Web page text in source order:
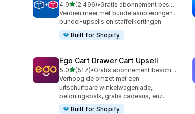
4,9van 5 sterren
(2.496)
2496 recensies in totaal
•
Gratis abonnement beschikbaar
Verdien meer met bundelaanbiedingen,
bundel-upsells en staffelkortingen
Built for Shopify
Ego Cart Drawer Cart Upsell
5,0van 5 sterren
(517)
517 recensies in totaal
•
Gratis abonnement beschikbaar
Verhoog de omzet met een
uitschuifbare winkelwagenlade,
beloningsbalk, gratis cadeaus, enz.
Built for Shopify